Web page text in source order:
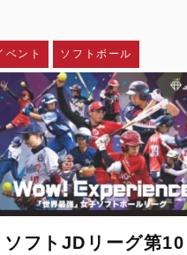
ベント ソフトボール
ソフトJDリーグ第10